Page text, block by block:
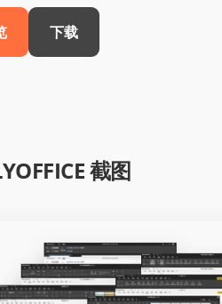
下载
截图